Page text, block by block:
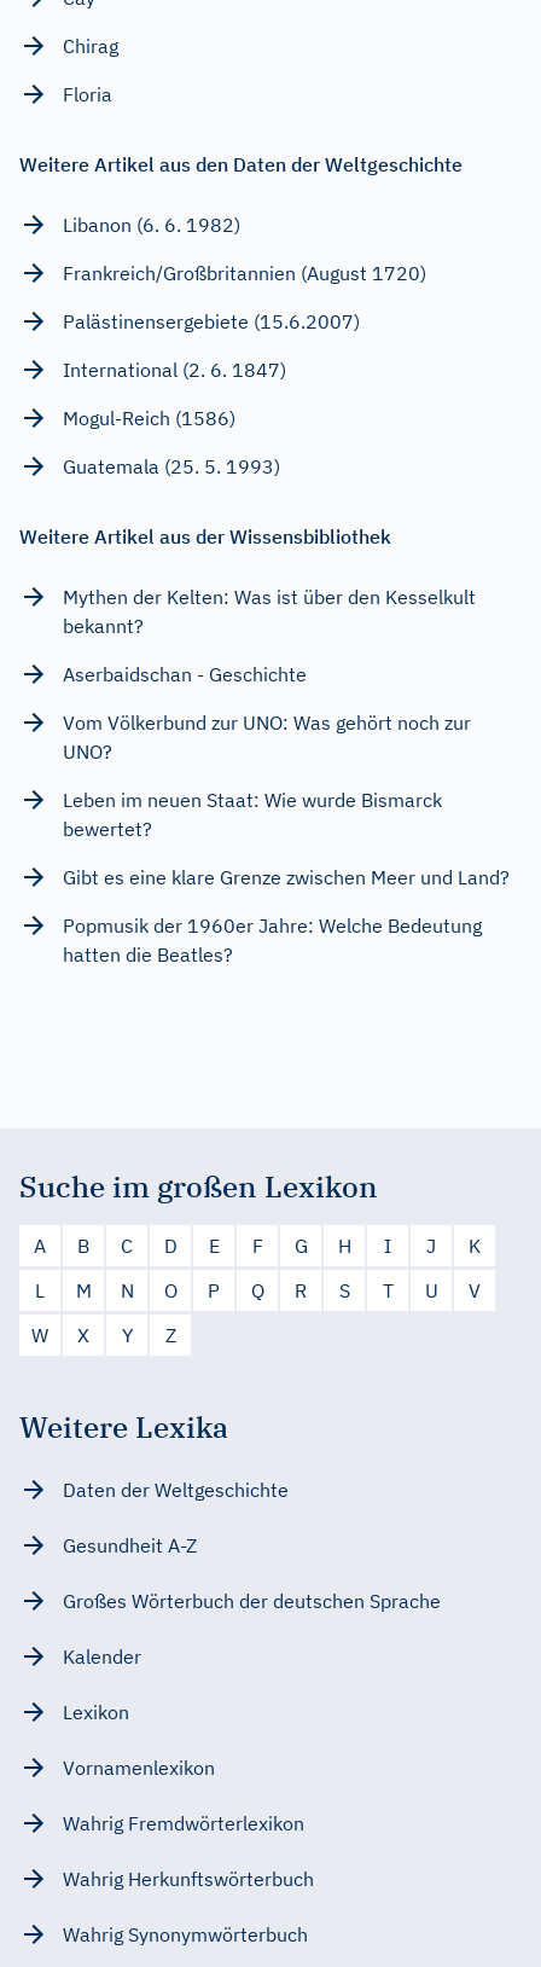
Chirag
Floria
Weitere Artikel aus den Daten der Weltgeschichte
Libanon (6. 6. 1982)
Frankreich/Großbritannien (August 1720)
Palästinensergebiete (15.6.2007)
International (2. 6. 1847)
Mogul-Reich (1586)
Guatemala (25. 5. 1993)
Weitere Artikel aus der Wissensbibliothek
Mythen der Kelten: Was ist über den Kesselkult
bekannt?
Aserbaidschan - Geschichte
Vom Völkerbund zur UNO: Was gehört noch zur
UNO?
Leben im neuen Staat: Wie wurde Bismarck
bewertet?
Gibt es eine klare Grenze zwischen Meer und Land?
Popmusik der 1960er Jahre: Welche Bedeutung
hatten die Beatles?
Suche im großen Lexikon
A B C D E F G H I J
K
L
M N O P Q R S T U
V
W
X Y Z
Weitere Lexika
Daten der Weltgeschichte
Gesundheit A-Z
Großes Wörterbuch der deutschen Sprache
Kalender
Lexikon
Vornamenlexikon
Wahrig Fremdwörterlexikon
Wahrig Herkunftswörterbuch
Wahrig Synonymwörterbuch